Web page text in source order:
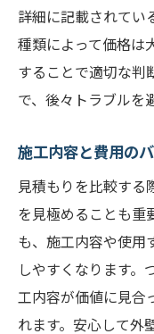
詳細に記載されてい
種類によって価格は
することで適切な判
で、後々トラブルを
施工内容と費用の
見積もりを比較する
を見極めることも重
も、施工内容や使用
しやすくなります。
工内容が価値に見合
れます。安心して外